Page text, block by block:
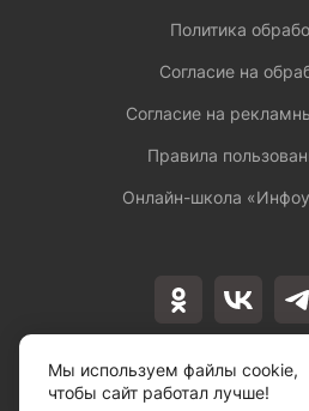
Лицензия на
образовательной
Политика
Согласие на
Согласие на
Правила
Онлайн-школа
Мы используем файлы cookie,
чтобы сайт работал лучше!